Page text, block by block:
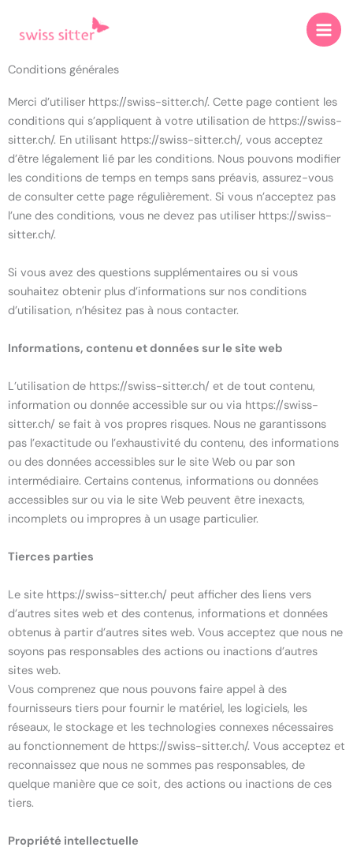
Conditions générales
Merci d’utiliser https://swiss-sitter.ch/. Cette page contient les
conditions qui s’appliquent à votre utilisation de https://swiss-
sitter.ch/. En utilisant https://swiss-sitter.ch/, vous acceptez
d’être légalement lié par les conditions. Nous pouvons modifier
les conditions de temps en temps sans préavis, assurez-vous
de consulter cette page régulièrement. Si vous n’acceptez pas
l’une des conditions, vous ne devez pas utiliser https://swiss-
sitter.ch/.
Si vous avez des questions supplémentaires ou si vous
souhaitez obtenir plus d’informations sur nos conditions
d’utilisation, n’hésitez pas à nous contacter.
Informations, contenu et données sur le site web
L’utilisation de https://swiss-sitter.ch/ et de tout contenu,
information ou donnée accessible sur ou via https://swiss-
sitter.ch/ se fait à vos propres risques. Nous ne garantissons
pas l’exactitude ou l’exhaustivité du contenu, des informations
ou des données accessibles sur le site Web ou par son
intermédiaire. Certains contenus, informations ou données
accessibles sur ou via le site Web peuvent être inexacts,
incomplets ou impropres à un usage particulier.
Tierces parties
Le site https://swiss-sitter.ch/ peut afficher des liens vers
d’autres sites web et des contenus, informations et données
obtenus à partir d’autres sites web. Vous acceptez que nous ne
soyons pas responsables des actions ou inactions d’autres
sites web.
Vous comprenez que nous pouvons faire appel à des
fournisseurs tiers pour fournir le matériel, les logiciels, les
réseaux, le stockage et les technologies connexes nécessaires
au fonctionnement de https://swiss-sitter.ch/. Vous acceptez et
reconnaissez que nous ne sommes pas responsables, de
quelque manière que ce soit, des actions ou inactions de ces
tiers.
Propriété intellectuelle